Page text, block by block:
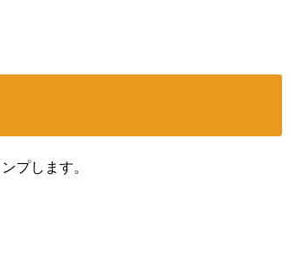
プします。